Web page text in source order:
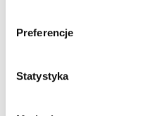
Preferencje
Statystyka